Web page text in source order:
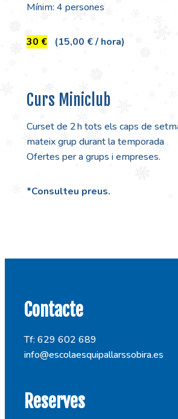
Mínim: 4 persones
30 € (15,00 € / hora)
Curs Miniclub
Curset de 2 h tots els caps de
mateix grup durant la temporada
Ofertes per a grups i empreses.
*Consulteu preus.
Contacte
Tf: 629 602 689
info@escolaesquipallarssobira.es
Reserves